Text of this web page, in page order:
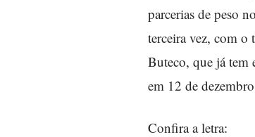
parcerias de peso
terceira vez, com o
Buteco, que já tem
em 12 de
Confira a letra: